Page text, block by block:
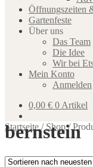
Öffnungszeiten
Gartenfeste
Über uns
Das Team
Die Idee
Wir bei
Mein Konto
Anmelden
0,00 € 0 Artikel
Startseite / Shop/
bernstein